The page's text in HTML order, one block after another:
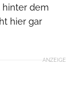
hinter dem
hier gar
ANZEIGE